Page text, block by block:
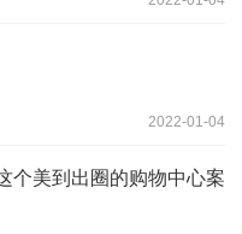
2022-01-04
个美到出圈的购物中心案